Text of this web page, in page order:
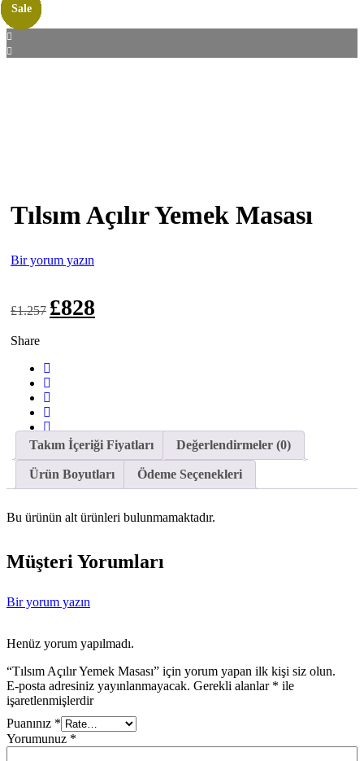
Tılsım Açılır Yemek Masası
Bir yorum yazın
£1.257
Orijinal
fiyat:
£828andaki
Share
Takım İçeriği Fiyatları Değerlendirmeler (0)
Ürün Boyutları Ödeme Seçenekleri
Bu ürünün alt ürünleri bulunmamaktadır.
Müşteri Yorumları
Bir yorum yazın
Henüz yorum yapılmadı.
“Tılsım Açılır Yemek Masası” için yorum yapan ilk kişi siz olun.
E-posta adresiniz yayınlanmayacak. Gerekli alanlar * ile
işaretlenmişlerdir
Puanınız *
Yorumunuz *
Sale
Sale
Sale
Sale
Sale
Sale
Sale
Sale
Sale
Sale
Sale
Sale
Sale
Sale